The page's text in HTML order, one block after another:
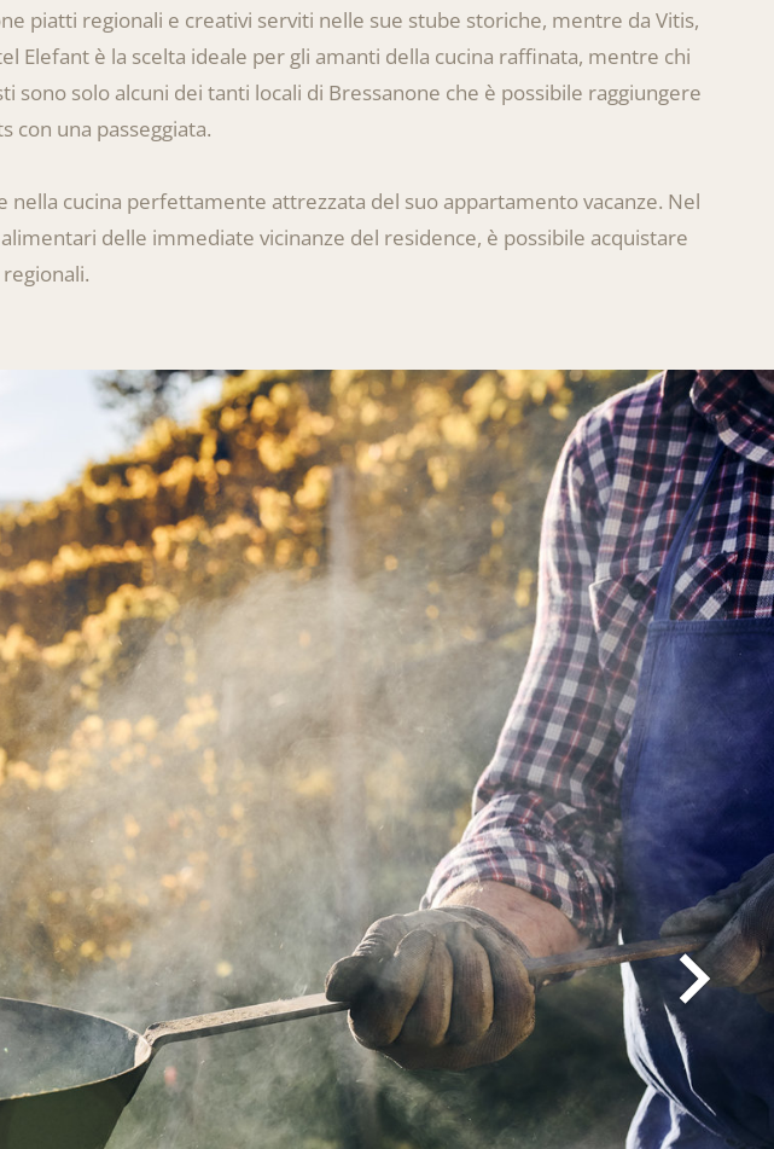
piatti regionali e creativi serviti nelle sue stube storiche, mentre da Vitis,
Elefant è la scelta ideale per gli amanti della cucina raffinata, mentre chi
solo alcuni dei tanti locali di Bressanone che è possibile raggiungere
con una passeggiata.
cucina perfettamente attrezzata del suo appartamento vacanze. Nel
delle immediate vicinanze del residence, è possibile acquistare